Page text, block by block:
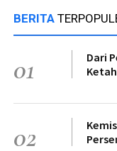
BERITA
01
Dari
02